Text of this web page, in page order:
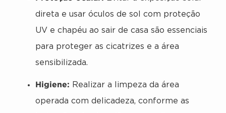
direta e usar óculos de sol com proteção
UV e chapéu ao sair de casa são essenciais
para proteger as cicatrizes e a área
sensibilizada.
Higiene: Realizar a limpeza da área
operada com delicadeza, conforme as